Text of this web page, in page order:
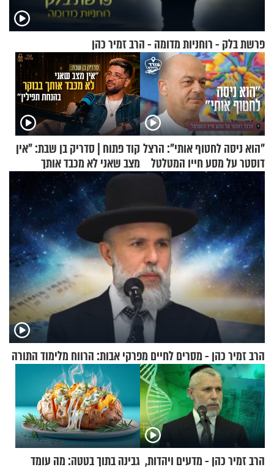
פרשת בלק - רוחניות מדומה - הרב זמיר כהן
"הוא ניסה לחטוף אותי": הרצל
דוסטר על מסע חייו המטלטל
קוד פתוח | סדריק בן שבת: "אין
מצב שאני לא מכבד אותך
בבוקר בהנחת תפילין"
הרב זמיר כהן - מסרים לחיים מפרקי אבות: הרווח מלימוד התורה
הרב זמיר כהן - מדעים ויהדות, גבינה בתוך בטטה: מה עומד